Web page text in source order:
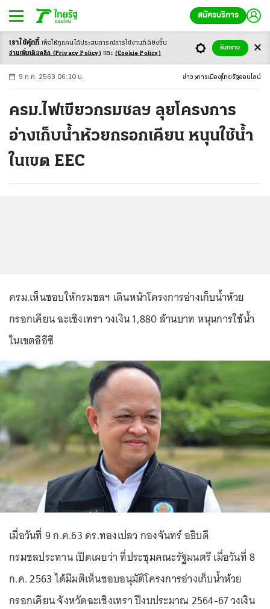
สมัครบริการ
-ก ก ก+
9 ก.ค. 2563 06:10 น. ข่าว การเมือง ไทยรัฐออนไลน์
ครม.ไฟเขียวกรมชลฯ ลุยโครงการ
อ่างเก็บน้ำห้วยกรอกเคียน หนุนใช้น้ำ
ในเขต EEC
ครม.เห็นชอบให้กรมชลฯ เดินหน้าโครงการอ่างเก็บน้ำห้วย
กรอกเคียน ฉะเชิงเทรา วงเงิน 1,880 ล้านบาท หนุนการใช้น้ำ
ในเขตอีอีซี
เมื่อวันที่ 9 ก.ค.63 ดร.ทองเปลว กองจันทร์ อธิบดี
กรมชลประทาน เปิดเผยว่า ที่ประชุมคณะรัฐมนตรี เมื่อวันที่ 8
ก.ค. 2563 ได้มีมติเห็นชอบอนุมัติโครงการอ่างเก็บน้ำห้วย
กรอกเคียน จังหวัดฉะเชิงเทรา ปีงบประมาณ 2564-67 วงเงิน
เราใช้คุ้กกี้ เพื่อให้ทุกคนได้ประสบการณ์การใช้งานที่ดียิ่งขึ้น
อ่านเพิ่มเติมคลิก (Privacy Policy) และ (Cookie Policy)
รับทราบ